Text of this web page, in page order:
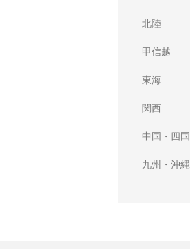
北陸
甲信越
東海
関西
中国・四国
九州・沖縄